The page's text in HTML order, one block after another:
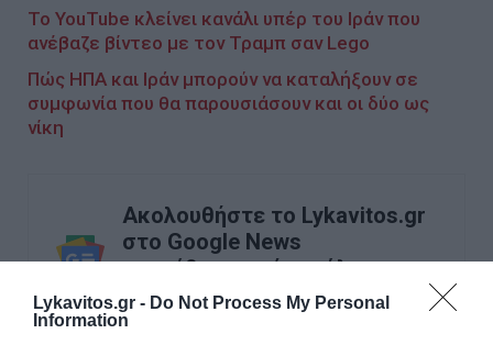
Lykavitos.gr - Do Not Process My Personal
Information
Το YouTube κλείνει κανάλι υπέρ του Ιράν που
ανέβαζε βίντεο με τον Τραμπ σαν Lego
Πώς ΗΠΑ και Ιράν μπορούν να καταλήξουν σε
συμφωνία που θα παρουσιάσουν και οι δύο ως
νίκη
Ακολουθήστε το Lykavitos.gr
στο Google News
και μάθετε πρώτοι όλες τις
ειδήσεις